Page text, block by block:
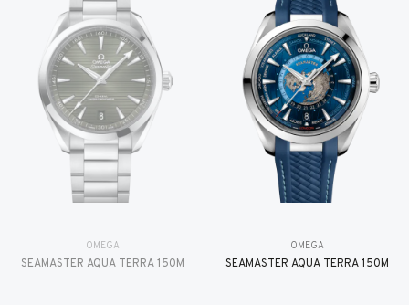
OMEGA
SEAMASTER AQUA TERRA 150M
OMEGA
SEAMASTER AQUA TERRA 150M